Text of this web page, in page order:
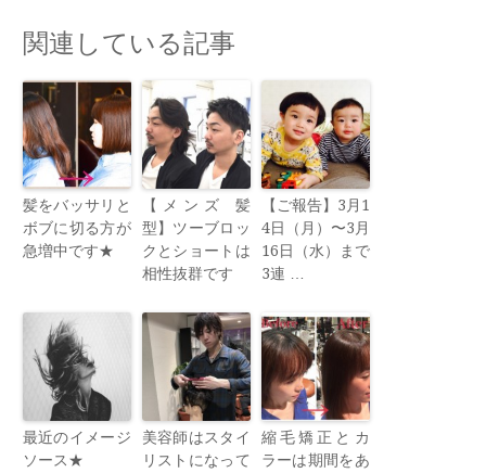
関連している記事
髪をバッサリと
ボブに切る方が
急増中です★
【メンズ 髪
型】ツーブロッ
クとショートは
相性抜群です
【ご報告】3月1
4日（月）〜3月
16日（水）まで
3連 …
最近のイメージ
ソース★
美容師はスタイ
リストになって
縮毛矯正とカ
ラーは期間をあ